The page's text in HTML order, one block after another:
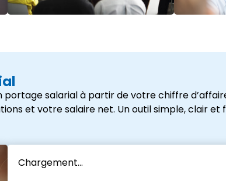
salarial à partir de votre chiffre
et votre salaire net. Un outil simple, clair et